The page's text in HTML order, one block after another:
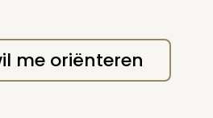
me oriënteren